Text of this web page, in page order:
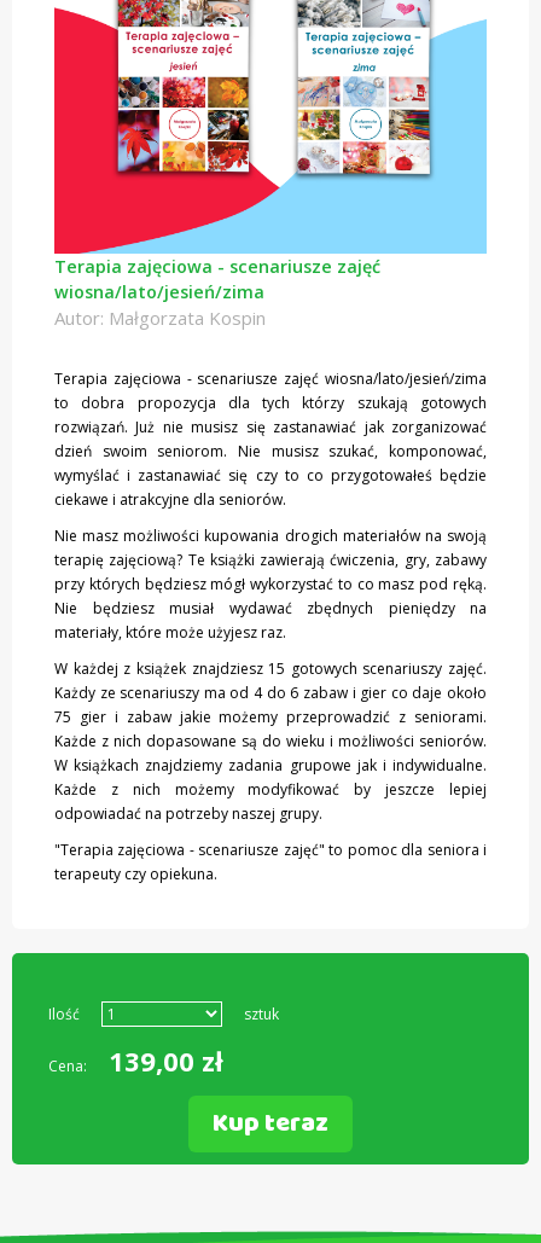
Terapia zajęciowa - scenariusze zajęć
wiosna/lato/jesień/zima
Autor: Małgorzata Kospin
Terapia zajęciowa - scenariusze zajęć wiosna/lato/jesień/zima
to dobra propozycja dla tych którzy szukają gotowych
rozwiązań. Już nie musisz się zastanawiać jak zorganizować
dzień swoim seniorom. Nie musisz szukać, komponować,
wymyślać i zastanawiać się czy to co przygotowałeś będzie
ciekawe i atrakcyjne dla seniorów.
Nie masz możliwości kupowania drogich materiałów na swoją
terapię zajęciową? Te książki zawierają ćwiczenia, gry, zabawy
przy których będziesz mógł wykorzystać to co masz pod ręką.
Nie będziesz musiał wydawać zbędnych pieniędzy na
materiały, które może użyjesz raz.
W każdej z książek znajdziesz 15 gotowych scenariuszy zajęć.
Każdy ze scenariuszy ma od 4 do 6 zabaw i gier co daje około
75 gier i zabaw jakie możemy przeprowadzić z seniorami.
Każde z nich dopasowane są do wieku i możliwości seniorów.
W książkach znajdziemy zadania grupowe jak i indywidualne.
Każde z nich możemy modyfikować by jeszcze lepiej
odpowiadać na potrzeby naszej grupy.
"Terapia zajęciowa - scenariusze zajęć" to pomoc dla seniora i
terapeuty czy opiekuna.
Ilość sztuk
Cena: 139,00 zł
Kup teraz